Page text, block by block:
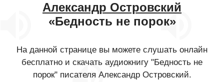
Александр Островский
«Бедность не порок»
На данной странице вы можете слушать онлайн
бесплатно и скачать аудиокнигу "Бедность не
порок" писателя Александр Островский.